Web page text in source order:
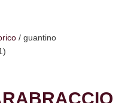
/ guantino